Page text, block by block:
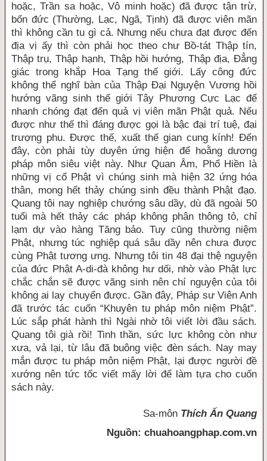
hoặc, Trần sa hoặc, Vô minh hoặc) đã được tận trừ,
bốn đức (Thường, Lạc, Ngã, Tịnh) đã được viên mãn
thì không cần tu gì cả. Nhưng nếu chưa đạt được đến
địa vị ấy thì còn phải học theo chư Bồ-tát Thập tín,
Thập trụ, Thập hạnh, Thập hồi hướng, Thập địa, Đẳng
giác trong khắp Hoa Tạng thế giới. Lấy công đức
không thể nghĩ bàn của Thập Đại Nguyện Vương hồi
hướng vãng sinh thế giới Tây Phương Cực Lạc để
nhanh chóng đạt đến quả vị viên mãn Phật quả. Nếu
được như thế thì đáng được gọi là bậc đại trí tuệ, đại
trượng phu. Được thế, xuất thế gian cung kính! Đến
đây, còn phải tùy duyên ứng hiện để hoằng dương
pháp môn siêu việt này. Như Quan Âm, Phổ Hiền là
những vị cổ Phật vì chúng sinh mà hiện 32 ứng hóa
thân, mong hết thảy chúng sinh đều thành Phật đạo.
Quang tôi nay nghiệp chướng sâu dầy, dù đã ngoài 50
tuổi mà hết thảy các pháp không phân thông tỏ, chỉ
lạm dự vào hàng Tăng bảo. Tuy cũng thường niệm
Phật, nhưng túc nghiệp quá sâu dầy nên chưa được
cùng Phật tương ưng. Nhưng tôi tin 48 đại thệ nguyện
của đức Phật A-di-đà không hư dối, nhờ vào Phật lực
chắc chắn sẽ được vãng sinh nên chí nguyện của tôi
không ai lay chuyển được. Gần đây, Pháp sư Viên Anh
đã trước tác cuốn “Khuyên tu pháp môn niệm Phật”.
Lúc sắp phát hành thì Ngài nhờ tôi viết lời đầu sách.
Quang tôi già rồi! Tinh thần, sức lực không còn như
xưa, vả lại, từ lâu đã buông việc đèn sách. Nay may
mắn được tu pháp môn niệm Phật, lại được người đề
xướng nên tức tốc viết mấy lời để làm tựa cho cuốn
sách này.
Sa-môn Thích Ấn Quang
Nguồn: chuahoangphap.com.vn